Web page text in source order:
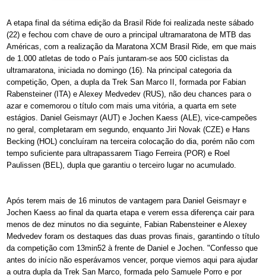
A etapa final da sétima edição da Brasil Ride foi realizada neste sábado
(22) e fechou com chave de ouro a principal ultramaratona de MTB das
Américas, com a realização da Maratona XCM Brasil Ride, em que mais
de 1.000 atletas de todo o País juntaram-se aos 500 ciclistas da
ultramaratona, iniciada no domingo (16). Na principal categoria da
competição, Open, a dupla da Trek San Marco II, formada por Fabian
Rabensteiner (ITA) e Alexey Medvedev (RUS), não deu chances para o
azar e comemorou o título com mais uma vitória, a quarta em sete
estágios. Daniel Geismayr (AUT) e Jochen Kaess (ALE), vice-campeões
no geral, completaram em segundo, enquanto Jiri Novak (CZE) e Hans
Becking (HOL) concluíram na terceira colocação do dia, porém não com
tempo suficiente para ultrapassarem Tiago Ferreira (POR) e Roel
Paulissen (BEL), dupla que garantiu o terceiro lugar no acumulado.
Após terem mais de 16 minutos de vantagem para Daniel Geismayr e
Jochen Kaess ao final da quarta etapa e verem essa diferença cair para
menos de dez minutos no dia seguinte, Fabian Rabensteiner e Alexey
Medvedev foram os destaques das duas provas finais, garantindo o título
da competição com 13min52 à frente de Daniel e Jochen. "Confesso que
antes do início não esperávamos vencer, porque viemos aqui para ajudar
a outra dupla da Trek San Marco, formada pelo Samuele Porro e por